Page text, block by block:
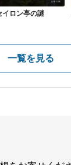
イロン亭の謎
一覧を見る